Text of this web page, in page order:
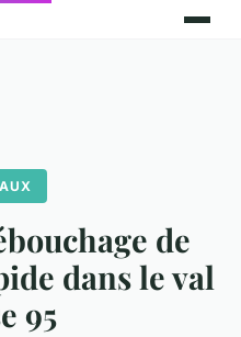
de
dans le val
95